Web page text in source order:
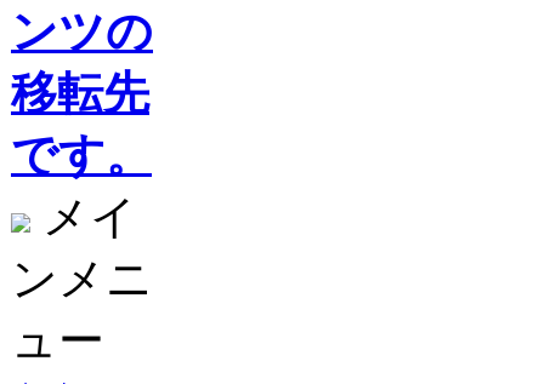
ンツの
移転先
です。
メイ
ンメニ
ュー